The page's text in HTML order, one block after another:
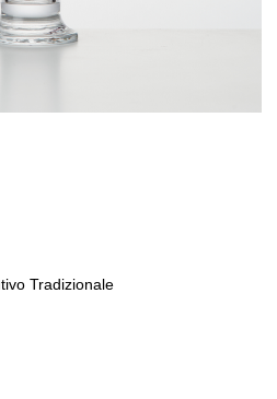
Tradizionale